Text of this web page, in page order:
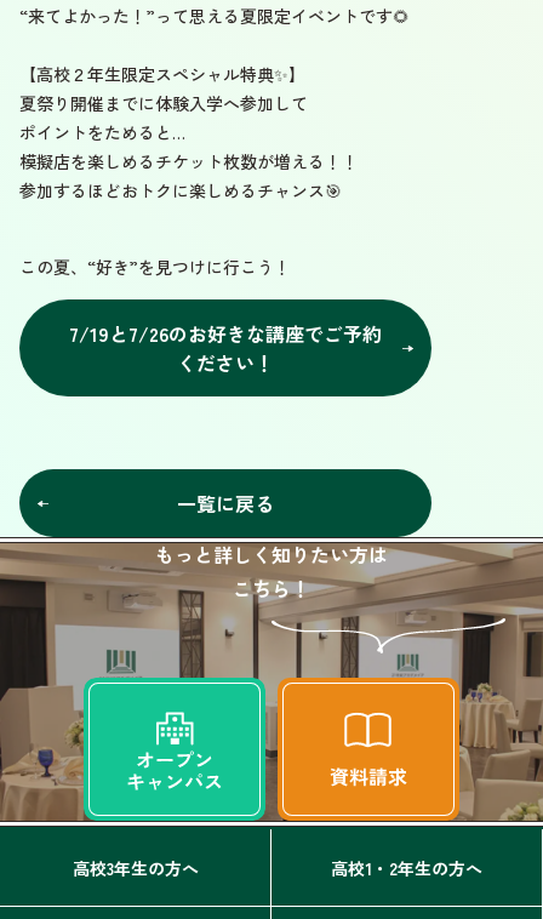
“来てよかった！”って思える夏限定イベントです🌻
【高校２年生限定スペシャル特典✨】
夏祭り開催までに体験入学へ参加して
ポイントをためると…
模擬店を楽しめるチケット枚数が増える！！
参加するほどおトクに楽しめるチャンス🎯
この夏、“好き”を見つけに行こう！
7/19と7/26のお好きな講座でご予約
ください！
一覧に戻る
もっと詳しく知りたい方は
こちら！
高校3年生の方へ 高校1・2年生の方へ